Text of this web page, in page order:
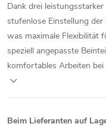
Dank drei leistungsstarker
stufenlose Einstellung der
was maximale Flexibilität
speziell angepasste
komfortables Arbeiten bei
Beim Lieferanten auf